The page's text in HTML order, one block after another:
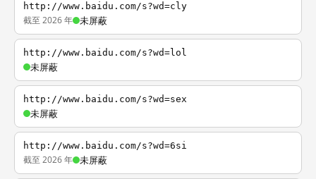
http://www.baidu.com/s?wd=cly
截至 2026 年 未屏蔽
http://www.baidu.com/s?wd=lol
未屏蔽
http://www.baidu.com/s?wd=sex
未屏蔽
http://www.baidu.com/s?wd=6si
截至 2026 年 未屏蔽